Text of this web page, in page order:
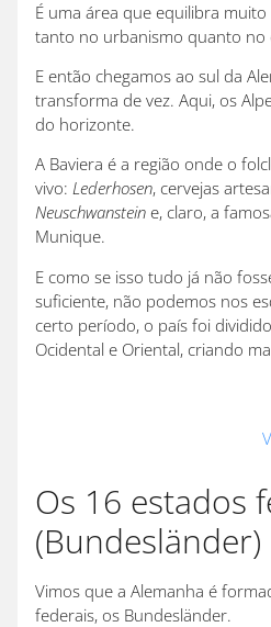
É uma área que equilibra
tanto no urbanismo quanto no
E então chegamos ao sul da
transforma de vez. Aqui, os
do horizonte.
A Baviera é a região onde o
vivo: Lederhosen, cervejas
Neuschwanstein e, claro, a
Munique.
E como se isso tudo já não
suficiente, não podemos nos
certo período, o país foi
Ocidental e Oriental, criando
especialistas
Os 16 estados
(Bundesländer)
Vimos que a Alemanha é
federais, os Bundesländer.